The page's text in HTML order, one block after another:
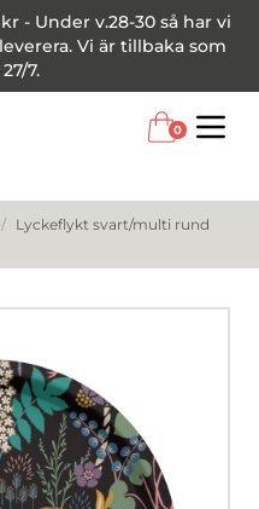
- Under v.28-30 så har vi
Vi är tillbaka som
7.
0
/ Lyckeflykt svart/multi rund